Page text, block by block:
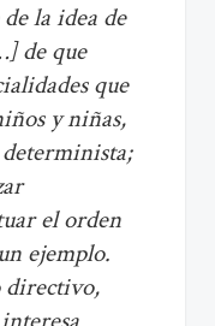
la idea de
de que
que
y niñas,
el orden
ejemplo.
directivo,